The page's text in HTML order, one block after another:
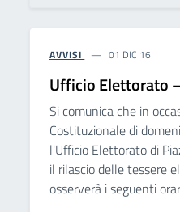
AVVISI 01 DIC 16
Ufficio Elettorato
Si comunica che in
Costituzionale di
l'Ufficio Elettorato di
il rilascio delle tessere
osserverà i seguenti